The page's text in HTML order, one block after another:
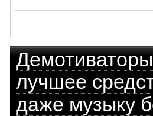
лучшее
даже музыку